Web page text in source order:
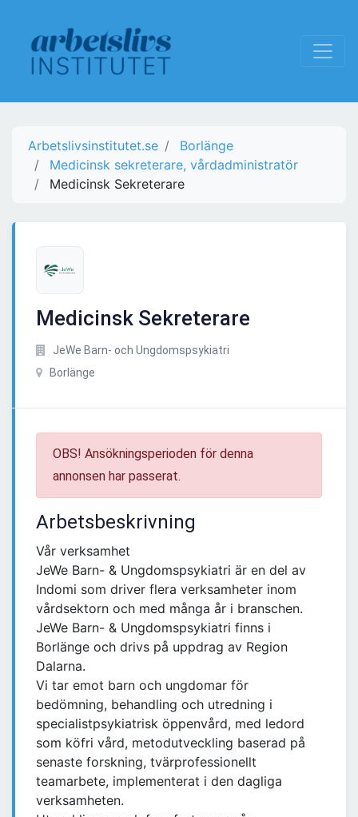
Arbetslivsinstitutet.se
Borlänge
Medicinsk sekreterare, vårdadministratör
Medicinsk Sekreterare
Medicinsk Sekreterare
JeWe Barn- och Ungdomspsykiatri
Borlänge
OBS! Ansökningsperioden för denna
annonsen har passerat.
Arbetsbeskrivning
Vår verksamhet
JeWe Barn- & Ungdomspsykiatri är en del av
Indomi som driver flera verksamheter inom
vårdsektorn och med många år i branschen.
JeWe Barn- & Ungdomspsykiatri finns i
Borlänge och drivs på uppdrag av Region
Dalarna.
Vi tar emot barn och ungdomar för
bedömning, behandling och utredning i
specialistpsykiatrisk öppenvård, med ledord
som köfri vård, metodutveckling baserad på
senaste forskning, tvärprofessionellt
teamarbete, implementerat i den dagliga
verksamheten.